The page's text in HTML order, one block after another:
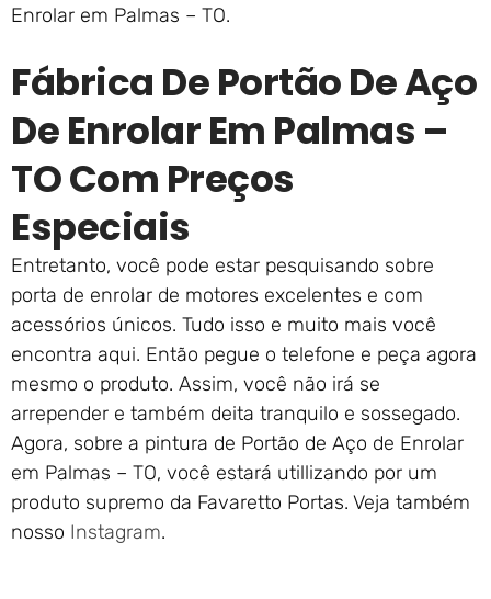
Enrolar em Palmas – TO.
Fábrica De Portão De Aço
De Enrolar Em Palmas –
TO Com Preços
Especiais
Entretanto, você pode estar pesquisando sobre
porta de enrolar de motores excelentes e com
acessórios únicos. Tudo isso e muito mais você
encontra aqui. Então pegue o telefone e peça agora
mesmo o produto. Assim, você não irá se
arrepender e também deita tranquilo e sossegado.
Agora, sobre a pintura de Portão de Aço de Enrolar
em Palmas – TO, você estará utillizando por um
produto supremo da Favaretto Portas. Veja também
nosso Instagram.